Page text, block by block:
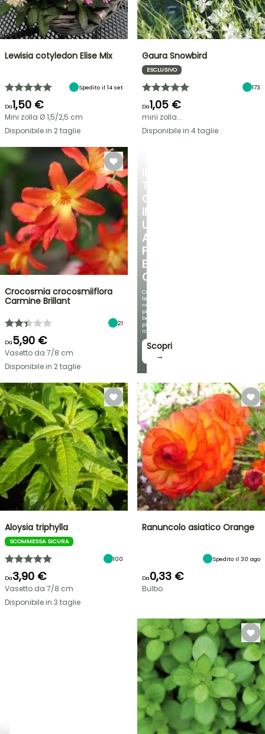
TUO
GIARDINO
IN
UN
ANGOLO
FRESCO
E
OMBREGGIATO
Con
le
nostre
più
belle
piante
rampicanti
Scopri
→
Lewisia cotyledon Elise Mix
Spedito il 14 set
Da1,50 €
Mini zolla Ø 1,5/2,5 cm
Disponibile in 2 taglie
Gaura Snowbird
ESCLUSIVO
173
Da1,05 €
mini zolla...
Disponibile in 4 taglie
Crocosmia crocosmiiflora
Carmine Brillant
21
Da5,90 €
Vasetto da 7/8 cm
Disponibile in 2 taglie
Aloysia triphylla
SCOMMESSA SICURA
100
Da3,90 €
Vasetto da 7/8 cm
Disponibile in 3 taglie
Ranuncolo asiatico Orange
Spedito il 30 ago
Da0,33 €
Bulbo